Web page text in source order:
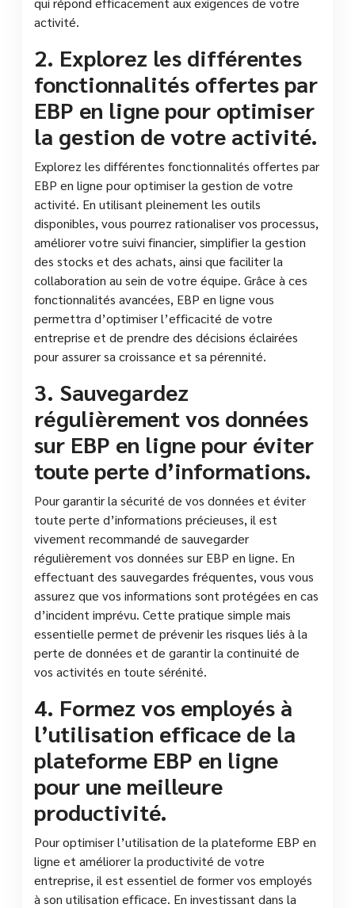
activité.
2. Explorez les différentes
fonctionnalités offertes par
EBP en ligne pour optimiser
la gestion de votre activité.
Explorez les différentes fonctionnalités offertes par
EBP en ligne pour optimiser la gestion de votre
activité. En utilisant pleinement les outils
disponibles, vous pourrez rationaliser vos processus,
améliorer votre suivi financier, simplifier la gestion
des stocks et des achats, ainsi que faciliter la
collaboration au sein de votre équipe. Grâce à ces
fonctionnalités avancées, EBP en ligne vous
permettra d’optimiser l’efficacité de votre
entreprise et de prendre des décisions éclairées
pour assurer sa croissance et sa pérennité.
3. Sauvegardez
régulièrement vos données
sur EBP en ligne pour éviter
toute perte d’informations.
Pour garantir la sécurité de vos données et éviter
toute perte d’informations précieuses, il est
vivement recommandé de sauvegarder
régulièrement vos données sur EBP en ligne. En
effectuant des sauvegardes fréquentes, vous vous
assurez que vos informations sont protégées en cas
d’incident imprévu. Cette pratique simple mais
essentielle permet de prévenir les risques liés à la
perte de données et de garantir la continuité de
vos activités en toute sérénité.
4. Formez vos employés à
l’utilisation efficace de la
plateforme EBP en ligne
pour une meilleure
productivité.
Pour optimiser l’utilisation de la plateforme EBP en
ligne et améliorer la productivité de votre
entreprise, il est essentiel de former vos employés
à son utilisation efficace. En investissant dans la